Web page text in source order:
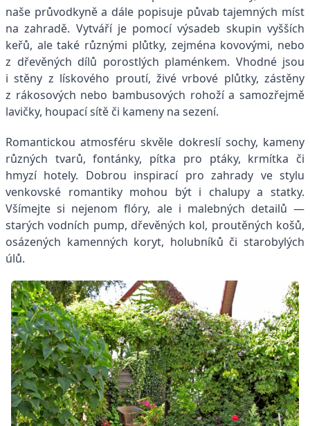
naše průvodkyně a dále popisuje půvab tajemných míst
na zahradě. Vytváří je pomocí výsadeb skupin vyšších
keřů, ale také různými plůtky, zejména kovovými, nebo
z dřevěných dílů porostlých plaménkem. Vhodné jsou
i stěny z lískového proutí, živé vrbové plůtky, zástěny
z rákosových nebo bambusových rohoží a samozřejmě
lavičky, houpací sítě či kameny na sezení.
Romantickou atmosféru skvěle dokreslí sochy, kameny
různých tvarů, fontánky, pítka pro ptáky, krmítka či
hmyzí hotely. Dobrou inspirací pro zahrady ve stylu
venkovské romantiky mohou být i chalupy a statky.
Všímejte si nejenom flóry, ale i malebných detailů —
starých vodních pump, dřevěných kol, proutěných košů,
osázených kamenných koryt, holubníků či starobylých
úlů.